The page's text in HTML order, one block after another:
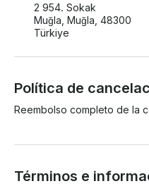
2 954. Sokak
Muğla, Muğla, 48300
Türkiye
Política de
Reembolso completo de la
Términos e